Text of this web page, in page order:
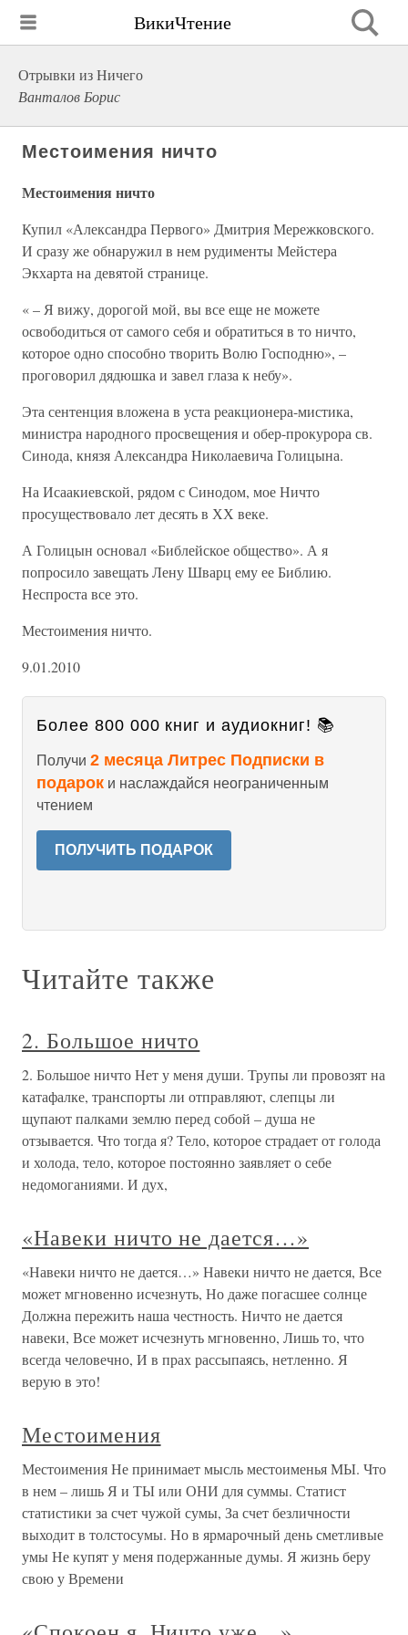
ВикиЧтение
Отрывки из Ничего
Ванталов Борис
Местоимения ничто
Местоимения ничто
Купил «Александра Первого» Дмитрия Мережковского.
И сразу же обнаружил в нем рудименты Мейстера
Экхарта на девятой странице.
« – Я вижу, дорогой мой, вы все еще не можете
освободиться от самого себя и обратиться в то ничто,
которое одно способно творить Волю Господню», –
проговорил дядюшка и завел глаза к небу».
Эта сентенция вложена в уста реакционера-мистика,
министра народного просвещения и обер-прокурора св.
Синода, князя Александра Николаевича Голицына.
На Исаакиевской, рядом с Синодом, мое Ничто
просуществовало лет десять в ХХ веке.
А Голицын основал «Библейское общество». А я
попросило завещать Лену Шварц ему ее Библию.
Неспроста все это.
Местоимения ничто.
9.01.2010
Более 800 000 книг и аудиокниг! 📚
Получи 2 месяца Литрес Подписки в
подарок и наслаждайся неограниченным
чтением
ПОЛУЧИТЬ ПОДАРОК
Читайте также
2. Большое ничто
2. Большое ничто Нет у меня души. Трупы ли провозят на
катафалке, транспорты ли отправляют, слепцы ли
щупают палками землю перед собой – душа не
отзывается. Что тогда я? Тело, которое страдает от голода
и холода, тело, которое постоянно заявляет о себе
недомоганиями. И дух,
«Навеки ничто не дается…»
«Навеки ничто не дается…» Навеки ничто не дается, Все
может мгновенно исчезнуть, Но даже погасшее солнце
Должна пережить наша честность. Ничто не дается
навеки, Все может исчезнуть мгновенно, Лишь то, что
всегда человечно, И в прах рассыпаясь, нетленно. Я
верую в это!
Местоимения
Местоимения Не принимает мысль местоименья МЫ. Что
в нем – лишь Я и ТЫ или ОНИ для суммы. Статист
статистики за счет чужой сумы, За счет безличности
выходит в толстосумы. Но в ярмарочный день сметливые
умы Не купят у меня подержанные думы. Я жизнь беру
свою у Времени